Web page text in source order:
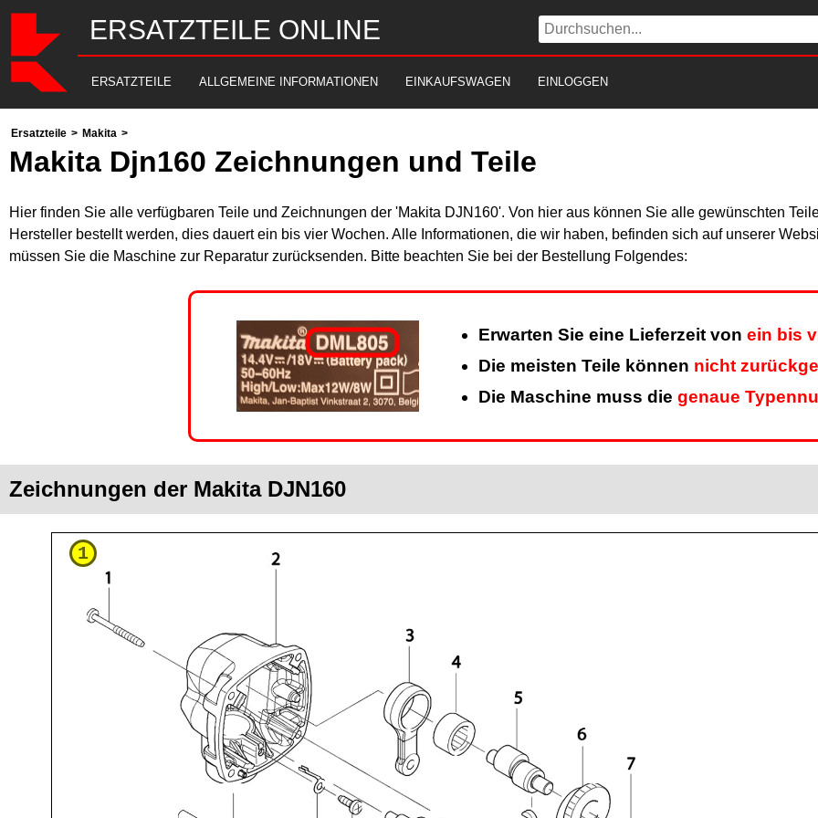
ERSATZTEILE ONLINE
ERSATZTEILE ALLGEMEINE INFORMATIONEN EINKAUFSWAGEN EINLOGGEN
Ersatzteile > Makita >
Makita Djn160 Zeichnungen und Teile
Hier finden Sie alle verfügbaren Teile und Zeichnungen der 'Makita DJN160'. Von hier aus können Sie alle gewünschten
Hersteller bestellt werden, dies dauert ein bis vier Wochen. Alle Informationen, die wir haben, befinden sich auf unserer
müssen Sie die Maschine zur Reparatur zurücksenden. Bitte beachten Sie bei der Bestellung Folgendes:
Erwarten Sie eine Lieferzeit von ein bis
Die meisten Teile können nicht
Die Maschine muss die genaue
Zeichnungen der Makita DJN160
1